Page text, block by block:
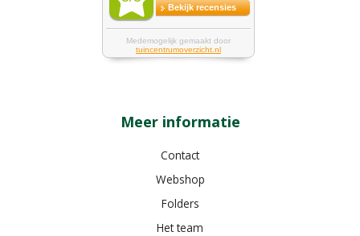
Meer informatie
Contact
Webshop
Folders
Het team